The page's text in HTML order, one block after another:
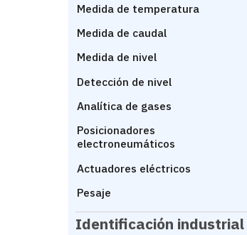
Medida de temperatura
Medida de caudal
Medida de nivel
Detección de nivel
Analítica de gases
Posicionadores
electroneumáticos
Actuadores eléctricos
Pesaje
Identificación industrial